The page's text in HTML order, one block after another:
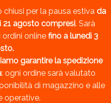
chiusi per la pausa estiva da
21 agosto compresi. Sarà
online fino a lunedì 3
garantire la spedizione
: ogni ordine sarà valutato
di magazzino e alle
operative.